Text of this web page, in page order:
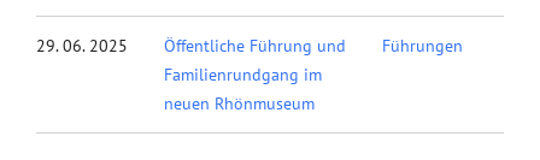
29. 06. 2025
Öffentliche Führung und
Familienrundgang im
neuen Rhönmuseum
Führungen